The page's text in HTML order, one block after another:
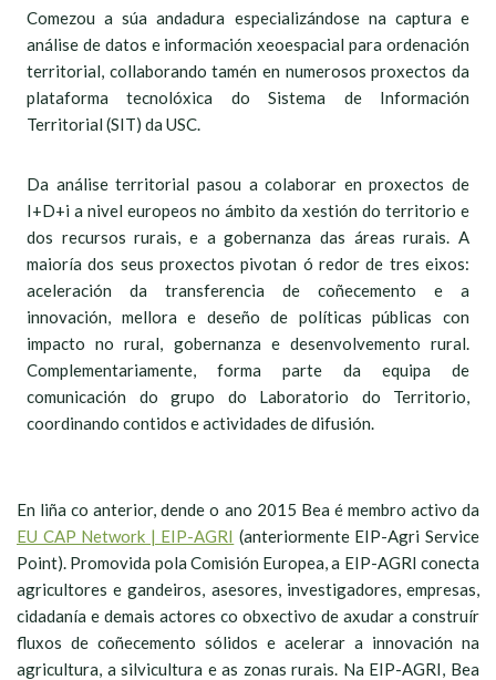
Comezou a súa andadura especializándose na captura e
análise de datos e información xeoespacial para ordenación
territorial, collaborando tamén en numerosos proxectos da
plataforma tecnolóxica do Sistema de Información
Territorial (SIT) da USC.
Da análise territorial pasou a colaborar en proxectos de
I+D+i a nivel europeos no ámbito da xestión do territorio e
dos recursos rurais, e a gobernanza das áreas rurais. A
maioría dos seus proxectos pivotan ó redor de tres eixos:
aceleración da transferencia de coñecemento e a
innovación, mellora e deseño de políticas públicas con
impacto no rural, gobernanza e desenvolvemento rural.
Complementariamente, forma parte da equipa de
comunicación do grupo do Laboratorio do Territorio,
coordinando contidos e actividades de difusión.
En liña co anterior, dende o ano 2015 Bea é membro activo da
EU CAP Network | EIP-AGRI (anteriormente EIP-Agri Service
Point). Promovida pola Comisión Europea, a EIP-AGRI conecta
agricultores e gandeiros, asesores, investigadores, empresas,
cidadanía e demais actores co obxectivo de axudar a construír
fluxos de coñecemento sólidos e acelerar a innovación na
agricultura, a silvicultura e as zonas rurais. Na EIP-AGRI, Bea